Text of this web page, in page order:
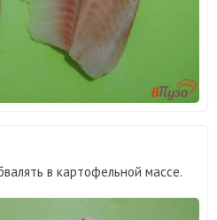
в картофельной массе.